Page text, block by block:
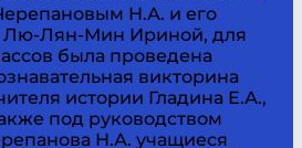
Н.А. и его
Лю-Лян-Мин Ириной, для
была проведена
викторина
истории Гладина Е.А.,
под руководством
Н.А. учащиеся